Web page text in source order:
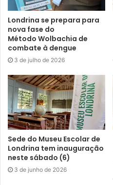
Londrina se prepara para
nova fase do
Método Wolbachia de
combate à dengue
3 de julho de 2026
Sede do Museu Escolar de
Londrina tem inauguração
neste sábado (6)
3 de junho de 2026